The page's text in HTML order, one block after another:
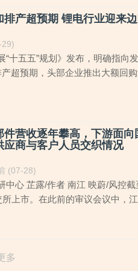
排产超预期 锂电行业迎来
29)
“十五五”规划》发布，明确指向
超预期，头部企业推出大额回
件营收逐年攀高，下游面
应商与客户人员交织情况
(07-28)
中心 芷露/作者 南江 映蔚/风控截
上市。在此前的审议会议中，
多